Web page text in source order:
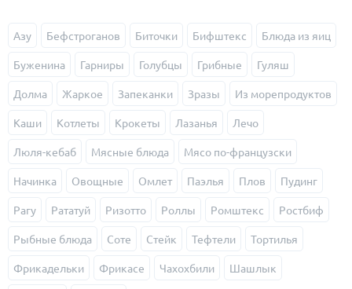
Азу Бефстроганов Биточки Бифштекс Блюда из яиц
Буженина Гарниры Голубцы Грибные Гуляш
Долма Жаркое Запеканки Зразы Из морепродуктов
Каши Котлеты Крокеты Лазанья Лечо
Люля-кебаб Мясные блюда Мясо по-французски
Начинка Овощные Омлет Паэлья Плов Пудинг
Рагу Рататуй Ризотто Роллы Ромштекс Ростбиф
Рыбные блюда Соте Стейк Тефтели Тортилья
Фрикадельки Фрикасе Чахохбили Шашлык